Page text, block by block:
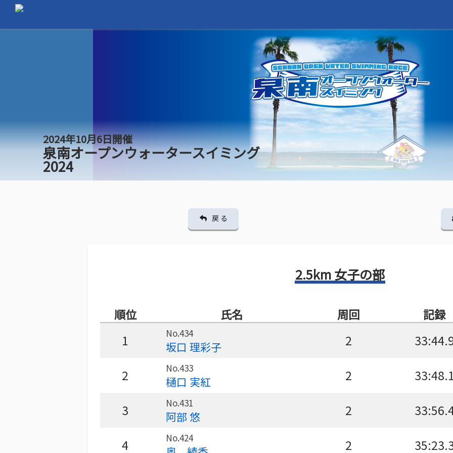
2024年10月6日開催
泉南オープンウォータースイミング
2024
戻 る
2.5km 女子の部
順位 氏名 周回 記録
1 No.434
坂口 理彩子 2
2 No.433
樋口 実紅 2
3 No.431
阿部 悠 2
4 No.424 2